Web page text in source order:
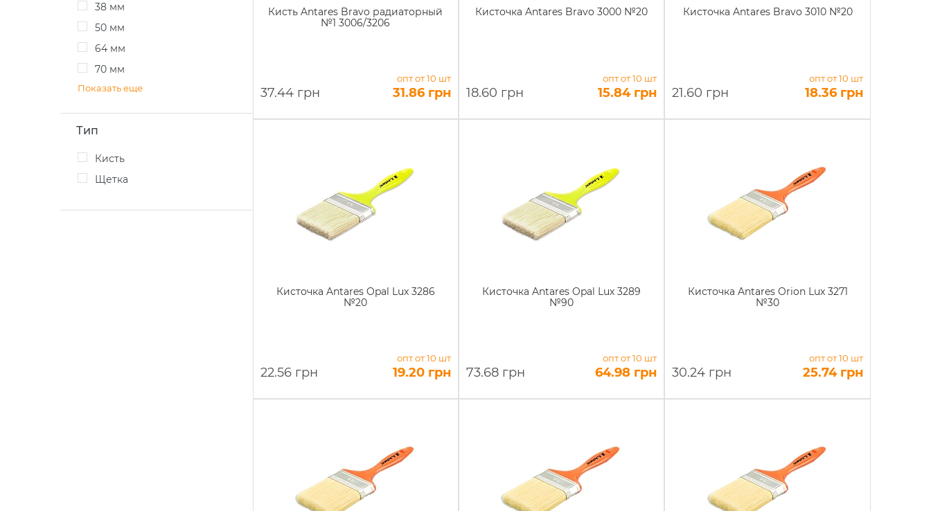
38 мм
50 мм
64 мм
70 мм
Показать еще
Тип
Кисть
Щетка
Кисть Antares Bravo радиаторный
№1 3006/3206
37.44 грн
опт от 10 шт
31.86 грн
Кисточка Antares Bravo 3000 №20
18.60 грн
опт от 10 шт
15.84 грн
Кисточка Antares Bravo 3010 №20
21.60 грн
опт от 10 шт
18.36 грн
Кисточка Antares Opal Lux 3286
№20
22.56 грн
опт от 10 шт
19.20 грн
Кисточка Antares Opal Lux 3289
№90
73.68 грн
опт от 10 шт
64.98 грн
Кисточка Antares Orion Lux 3271
№30
30.24 грн
опт от 10 шт
25.74 грн